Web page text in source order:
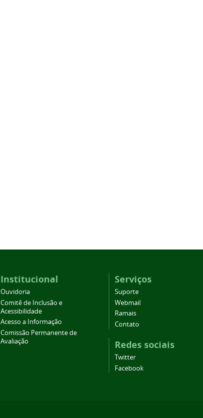
Institucional
Ouvidoria
Comitê de Inclusão e
Acessibilidade
Acesso a Informação
Comissão Permanente de
Avaliação
Serviços
Suporte
Webmail
Ramais
Contato
Redes sociais
Twitter
Facebook